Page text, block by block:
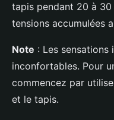
tapis pendant 20 à
tensions accumulées
Note : Les
inconfortables. Pour
commencez par
et le tapis.